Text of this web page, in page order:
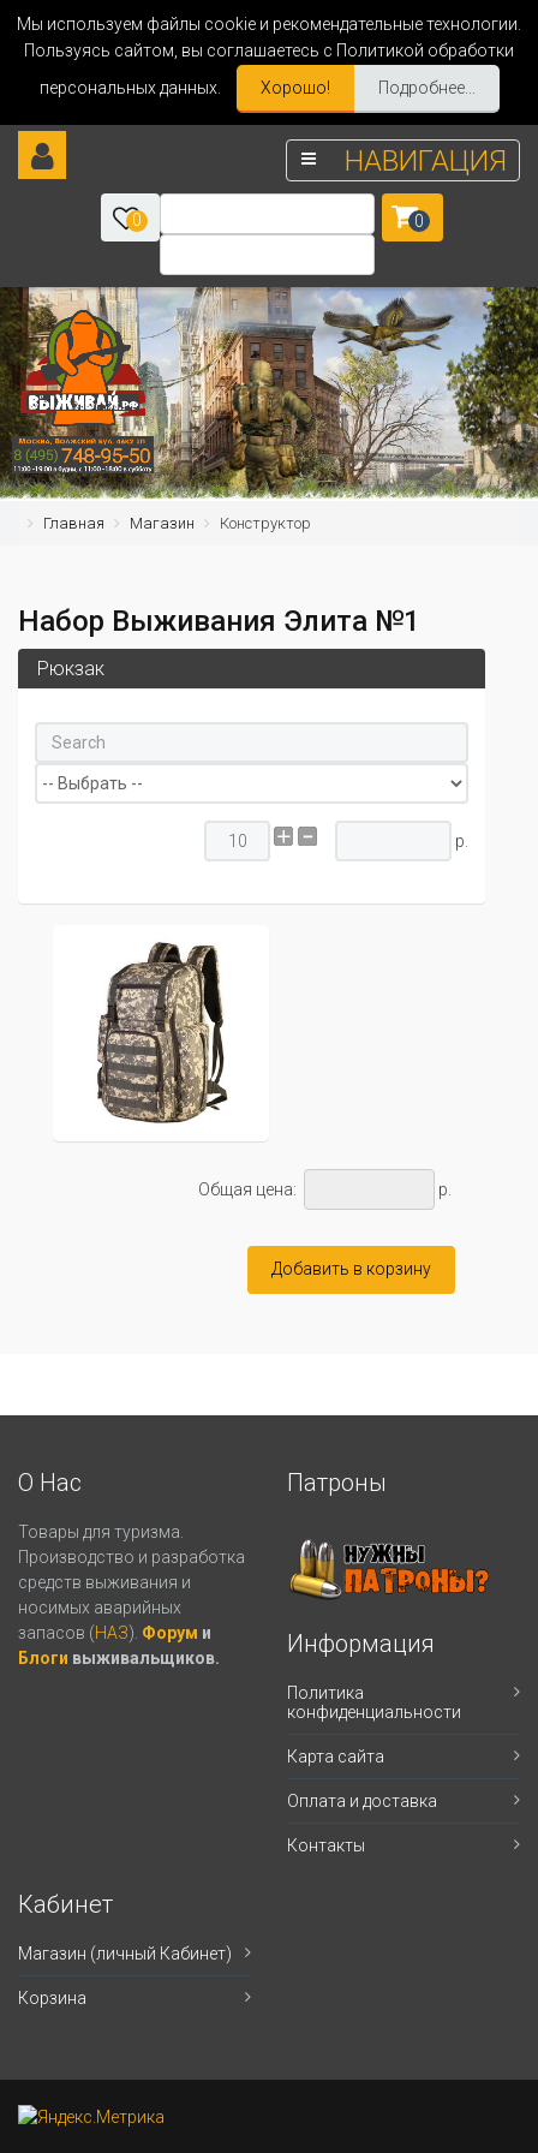
Мы используем файлы cookie и рекомендательные технологии.
Пользуясь сайтом, вы соглашаетесь с Политикой обработки
персональных данных.
Хорошо! Подробнее...
НАВИГАЦИЯ
0 0
Главная Магазин Конструктор
Набор Выживания Элита №1
Рюкзак
р.
Общая цена: р.
Добавить в корзину
О Нас
Товары для туризма.
Производство и разработка
средств выживания и
носимых аварийных
запасов (НАЗ). Форум и
Блоги выживальщиков.
Патроны
Информация
Политика
конфиденциальности
Карта сайта
Оплата и доставка
Контакты
Кабинет
Магазин (личный Кабинет)
Корзина